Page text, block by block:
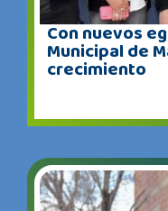
Con nuevos
Municipal de
crecimiento